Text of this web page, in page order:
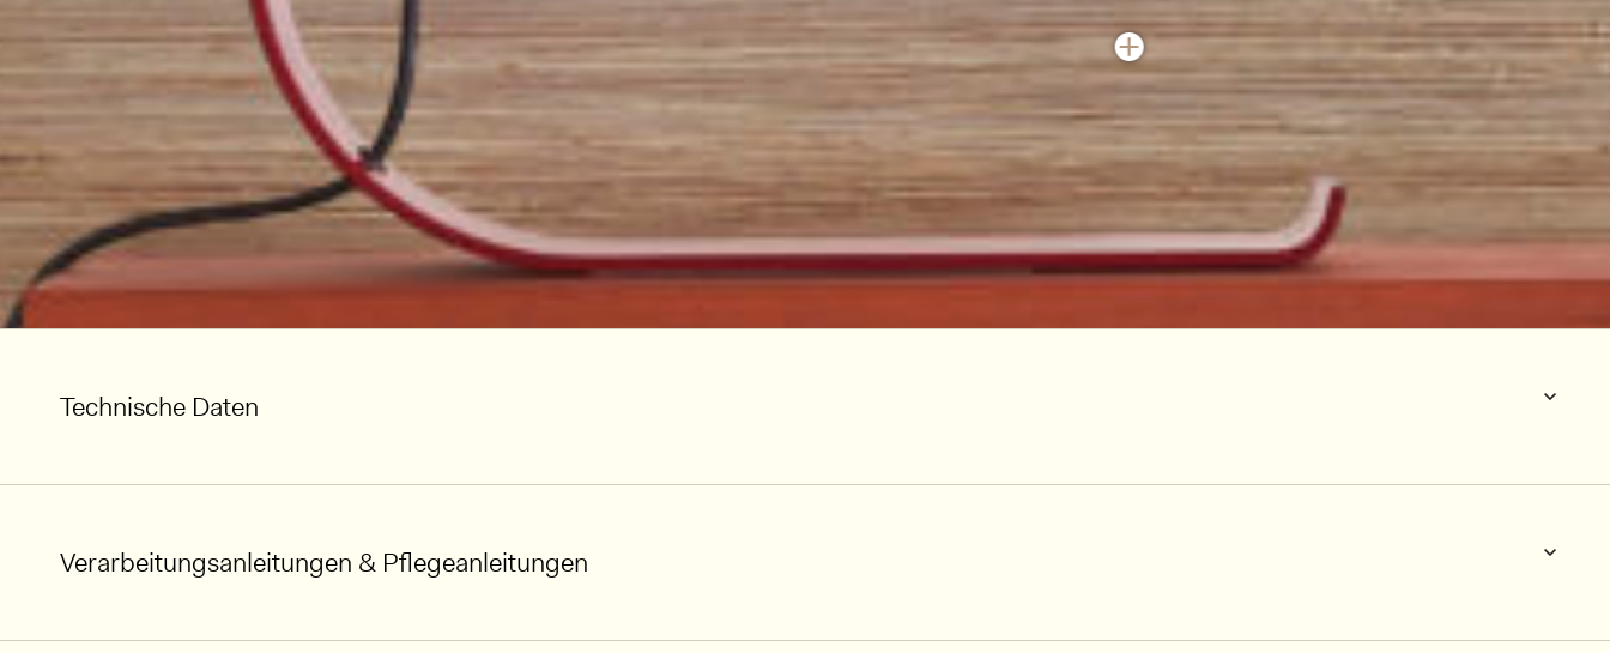
Technische Daten
Verarbeitungsanleitungen & Pflegeanleitungen